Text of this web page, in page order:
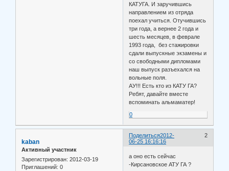
КАТУГА. И заручившись
направлением из отряда
поехал учиться. Отучившись
три года, а вернее 2 года и
шесть месяцев, в феврале
1993 года, без стажировки
сдали выпускные экзамены и
со свободными дипломами
наш выпуск разъехался на
вольные поля.
АУ!!! Есть кто из КАТУ ГА?
Ребят, давайте вместе
вспоминать альмаматер!
0
Поделиться 2
2012-
06-25 16:16:16
kaban
Активный участник
Зарегистрирован: 2012-03-19
Приглашений: 0
а оно есть сейчас
-Кирсановское АТУ ГА ?